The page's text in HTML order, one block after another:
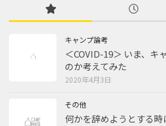
キャンプ論考
＜COVID-19＞ いま、キ
のか考えてみた
2020年4月3日
その他
何かを辞めようとする